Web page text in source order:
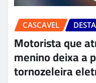
CASCAVEL
Motorista que
menino deixa a
tornozeleira